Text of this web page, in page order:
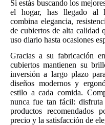
Si estás buscando los
el hogar, has llegado al
combina elegancia,
de cubiertos de alta calidad
uso diario hasta ocasiones
Gracias a su fabricación
cubiertos mantienen su
inversión a largo plazo
diseños modernos y
estilo a cada comida.
nunca fue tan fácil:
productos recomendados
precio y la satisfacción de